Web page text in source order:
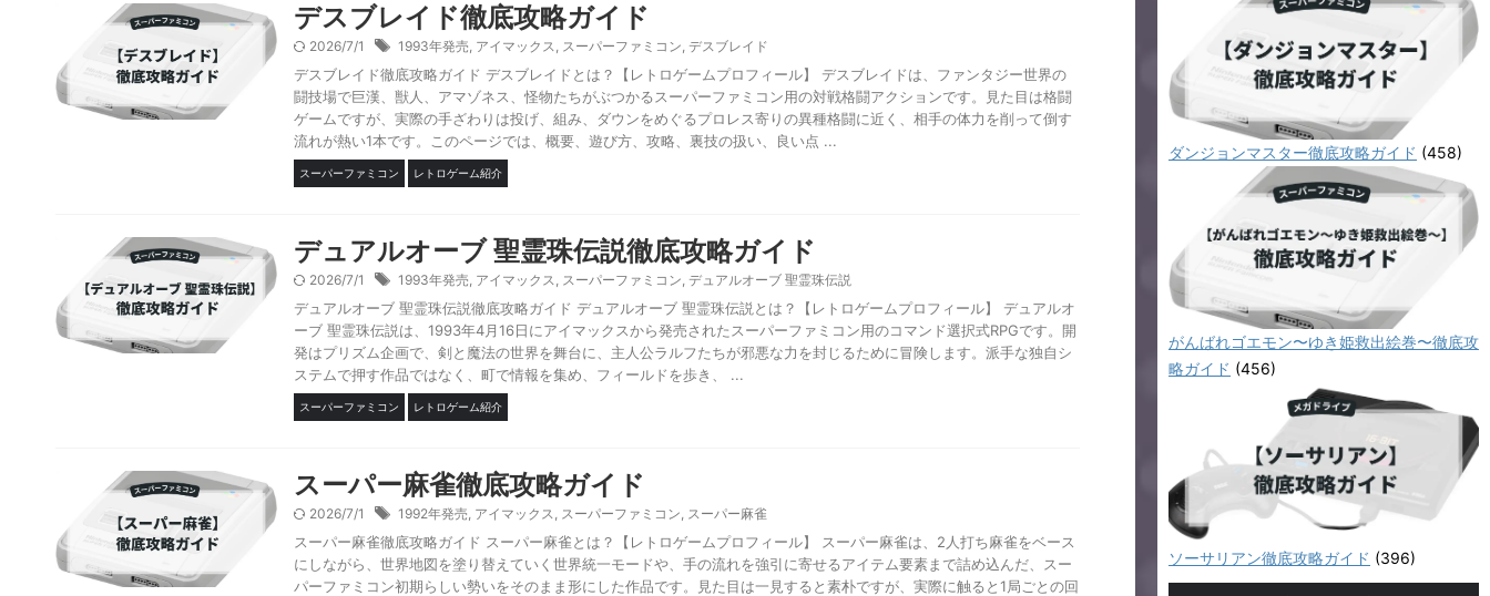
デスブレイド徹底攻略ガイド
2026/7/1 1993年発売, アイマックス, スーパーファミコン, デスブレイド
デスブレイド徹底攻略ガイド デスブレイドとは？【レトロゲームプロフィール】 デスブレイドは、ファンタジー世界の
闘技場で巨漢、獣人、アマゾネス、怪物たちがぶつかるスーパーファミコン用の対戦格闘アクションです。見た目は格闘
ゲームですが、実際の手ざわりは投げ、組み、ダウンをめぐるプロレス寄りの異種格闘に近く、相手の体力を削って倒す
流れが熱い1本です。このページでは、概要、遊び方、攻略、裏技の扱い、良い点 ...
スーパーファミコン レトロゲーム紹介
デュアルオーブ 聖霊珠伝説徹底攻略ガイド
2026/7/1 1993年発売, アイマックス, スーパーファミコン, デュアルオーブ 聖霊珠伝説
デュアルオーブ 聖霊珠伝説徹底攻略ガイド デュアルオーブ 聖霊珠伝説とは？【レトロゲームプロフィール】 デュアルオ
ーブ 聖霊珠伝説は、1993年4月16日にアイマックスから発売されたスーパーファミコン用のコマンド選択式RPGです。開
発はプリズム企画で、剣と魔法の世界を舞台に、主人公ラルフたちが邪悪な力を封じるために冒険します。派手な独自シ
ステムで押す作品ではなく、町で情報を集め、フィールドを歩き、 ...
スーパーファミコン レトロゲーム紹介
スーパー麻雀徹底攻略ガイド
2026/7/1 1992年発売, アイマックス, スーパーファミコン, スーパー麻雀
スーパー麻雀徹底攻略ガイド スーパー麻雀とは？【レトロゲームプロフィール】 スーパー麻雀は、2人打ち麻雀をベース
にしながら、世界地図を塗り替えていく世界統一モードや、手の流れを強引に寄せるアイテム要素まで詰め込んだ、スー
パーファミコン初期らしい勢いをそのまま形にした作品です。見た目は一見すると素朴ですが、実際に触ると1局ごとの回
ダンジョンマスター徹底攻略ガイド (458)
がんばれゴエモン〜ゆき姫救出絵巻〜徹底攻
略ガイド (456)
ソーサリアン徹底攻略ガイド (396)